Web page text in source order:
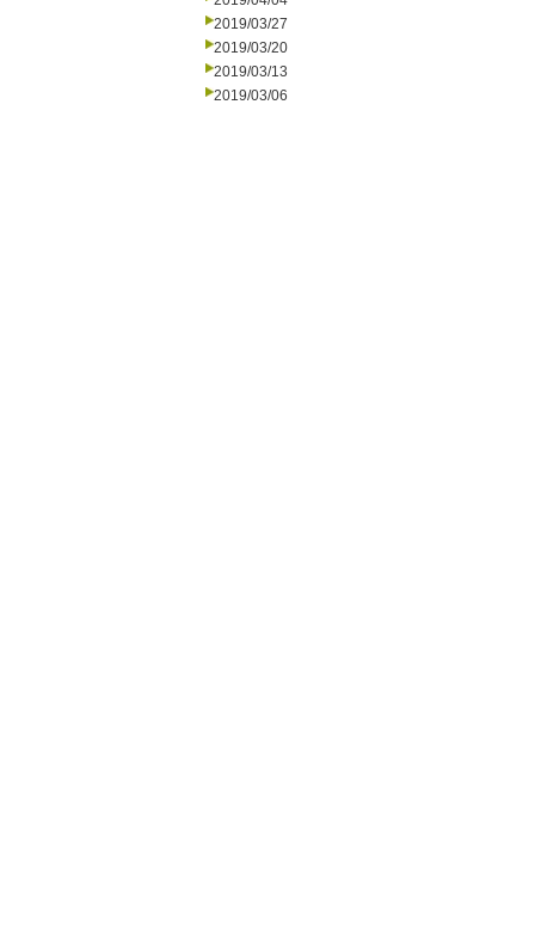
2019/03/27
2019/03/20
2019/03/13
2019/03/06